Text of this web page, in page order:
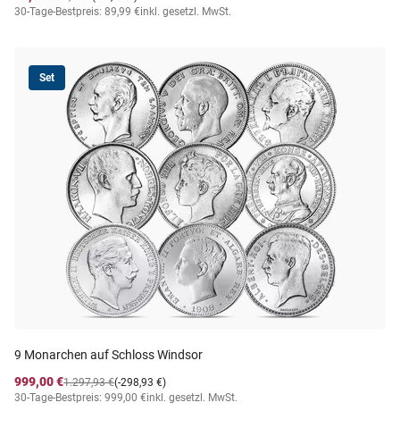
30-Tage-Bestpreis: 89,99 €inkl. gesetzl. MwSt.
Set
9 Monarchen auf Schloss Windsor
999,00 €
(-298,93 €)
1.297,93 €
30-Tage-Bestpreis: 999,00 €inkl. gesetzl. MwSt.